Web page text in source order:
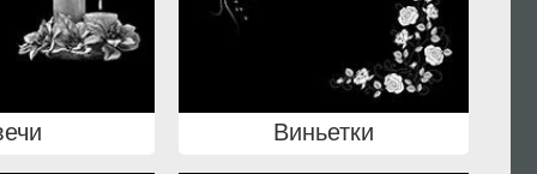
Виньетки